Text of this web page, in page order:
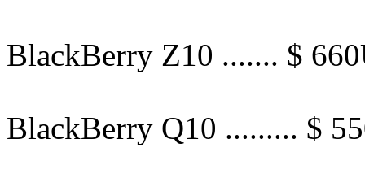
BlackBerry Z10 ....... $
BlackBerry Q10 ......... $